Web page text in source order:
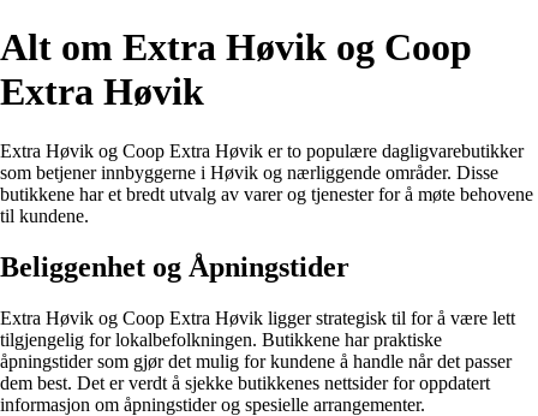
Alt om Extra Høvik og Coop
Extra Høvik
Extra Høvik og Coop Extra Høvik er to populære dagligvarebutikker
som betjener innbyggerne i Høvik og nærliggende områder. Disse
butikkene har et bredt utvalg av varer og tjenester for å møte behovene
til kundene.
Beliggenhet og Åpningstider
Extra Høvik og Coop Extra Høvik ligger strategisk til for å være lett
tilgjengelig for lokalbefolkningen. Butikkene har praktiske
åpningstider som gjør det mulig for kundene å handle når det passer
dem best. Det er verdt å sjekke butikkenes nettsider for oppdatert
informasjon om åpningstider og spesielle arrangementer.